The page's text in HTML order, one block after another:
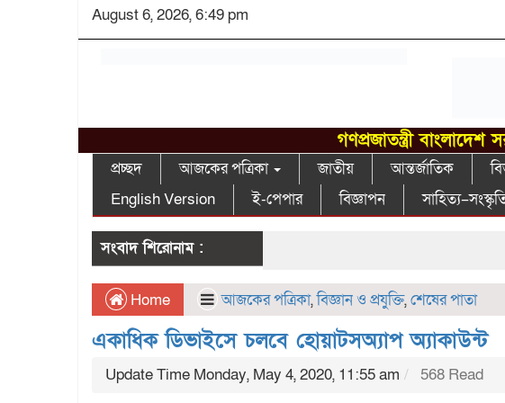
August 6, 2026, 6:49 pm
গণপ্রজাতন্ত্রী
প্রচ্ছদ আজকের পত্রিকা জাতীয় আন্তর্জাতিক
English Version
ই-পেপার বিজ্ঞাপন
সংবাদ শিরোনাম :
Home আজকের পত্রিকা,বিজ্ঞান ও প্রযুক্তি,শেষের পাতা
একাধিক ডিভাইসে চলবে হোয়াটসঅ্যাপ অ্যাকাউন্ট
Update Time Monday, May 4, 2020, 11:55 am 568 Read